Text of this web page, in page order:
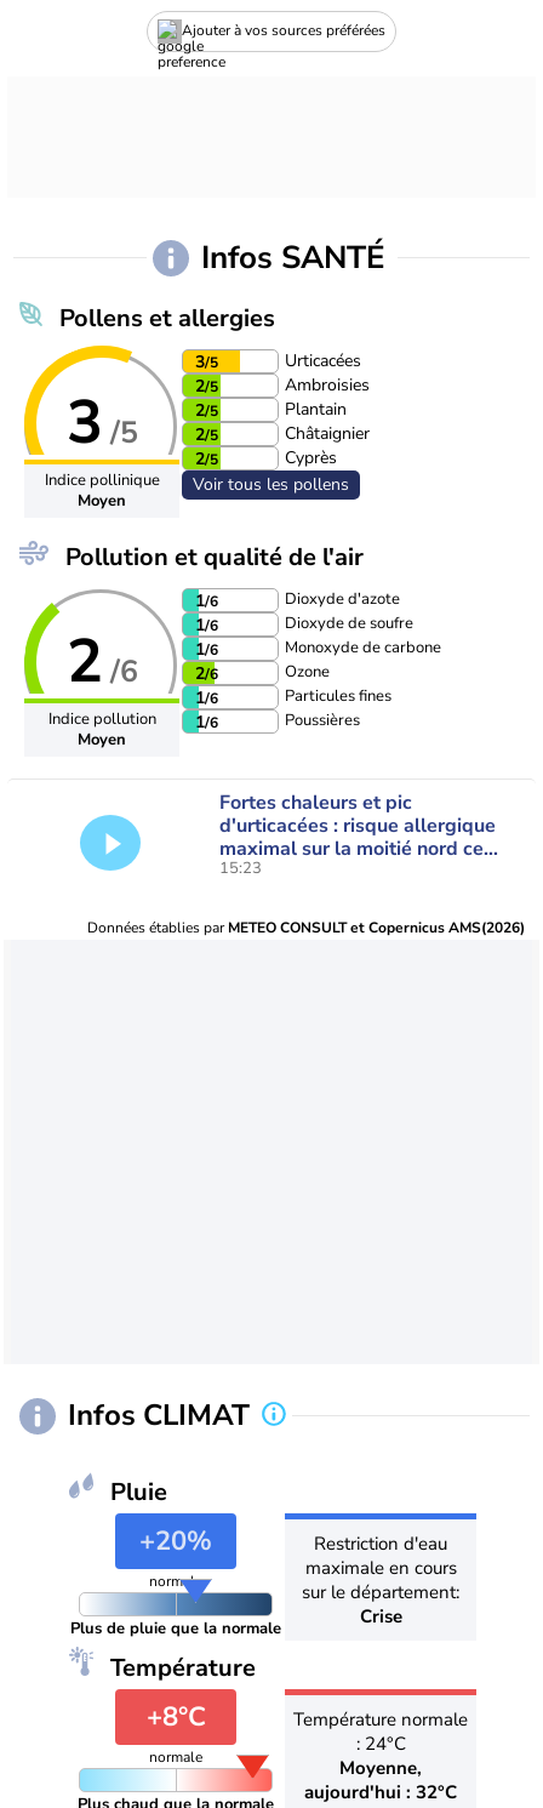
Ajouter à vos sources préférées
Infos SANTÉ
Pollens et allergies
3 /5
Indice pollinique
Moyen
3/5
Urticacées
2/5
Ambroisies
2/5
Plantain
2/5
Châtaignier
2/5
Cyprès
Voir tous les pollens
Pollution et qualité de l'air
2 /6
Indice pollution
Moyen
1/6 Dioxyde d'azote
1/6 Dioxyde de soufre
1/6 Monoxyde de carbone
2/6 Ozone
1/6 Particules fines
1/6 Poussières
Fortes chaleurs et pic
d'urticacées : risque allergique
maximal sur la moitié nord ce
vendredi
15:23
Données établies parMETEO CONSULT et Copernicus AMS(2026)
Infos CLIMAT
Pluie
+20%
normale
Plus de pluie que la normale
Restriction d'eau
maximale en cours
sur le département:
Crise
Température
+8°C
normale
Température normale
: 24°C
Moyenne,
aujourd'hui : 32°C